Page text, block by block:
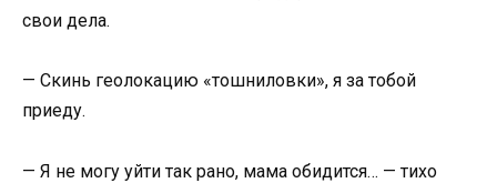
свои дела.
— Скинь геолокацию «тошниловки», я за тобой
приеду.
— Я не могу уйти так рано, мама обидится… — тихо